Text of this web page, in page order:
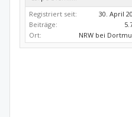
Registriert seit:
30. April
Beiträge:
Ort:
NRW bei